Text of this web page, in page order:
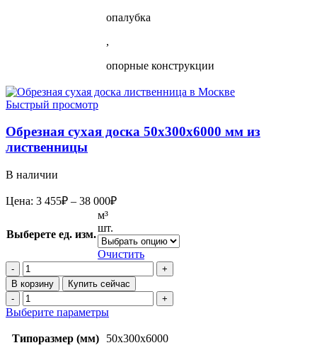
опалубка
,
опорные конструкции
Быстрый просмотр
Обрезная сухая доска 50х300х6000 мм из
лиственницы
В наличии
Цена: 3 455₽ – 38 000₽Диапазон
455₽
–
38
000₽
Выберете ед. изм.
м³
шт.
Очистить
Количество
товара
Обрезная
сухая
доска
мм
В корзину Купить сейчас
Количество
товара
Обрезная
сухая
доска
Выберите параметрыЭтот
имеет
Типоразмер (мм) 50х300х6000